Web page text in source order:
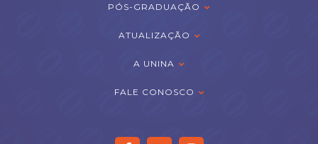
PÓS-GRADUAÇÃO
ATUALIZAÇÃO
A UNINA
FALE CONOSCO